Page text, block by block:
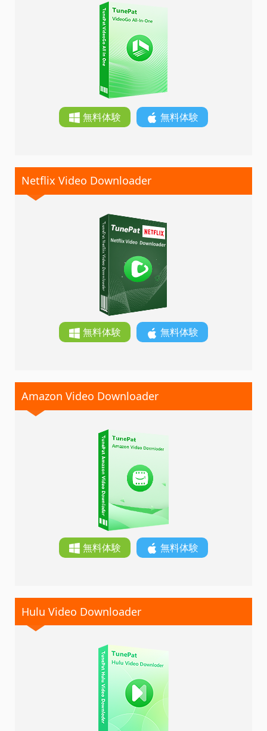
無料体験 無料体験
Netflix Video Downloader
無料体験 無料体験
Amazon Video Downloader
無料体験 無料体験
Hulu Video Downloader